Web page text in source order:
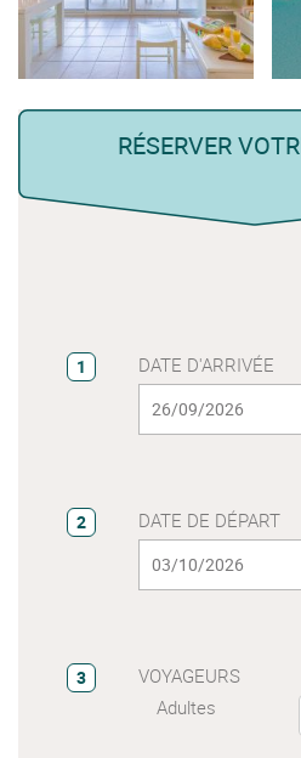
RÉSERVER
1 DATE D'ARRIVÉE
2 DATE DE DÉPART
3
VOYAGEURS
Adultes